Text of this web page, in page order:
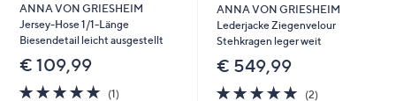
ANNA VON GRIESHEIM
Jersey-Hose 1/1-Länge
Biesendetail leicht ausgestellt
€ 109,99
5.0
(1)
ANNA VON GRIESHEIM
Lederjacke Ziegenvelour
Stehkragen leger weit
€ 549,99
5.0
(2)